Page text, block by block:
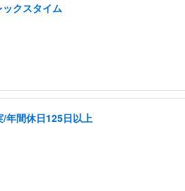
クスタイム
年間休日125日以上